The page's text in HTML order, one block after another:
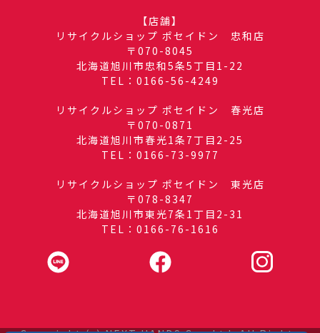
【店舗】
リサイクルショップ ポセイドン 忠和店
〒070-8045
北海道旭川市忠和5条5丁目1-22
TEL：0166-56-4249
リサイクルショップ ポセイドン 春光店
〒070-0871
北海道旭川市春光1条7丁目2-25
TEL：0166-73-9977
リサイクルショップ ポセイドン 東光店
〒078-8347
北海道旭川市東光7条1丁目2-31
TEL：0166-76-1616